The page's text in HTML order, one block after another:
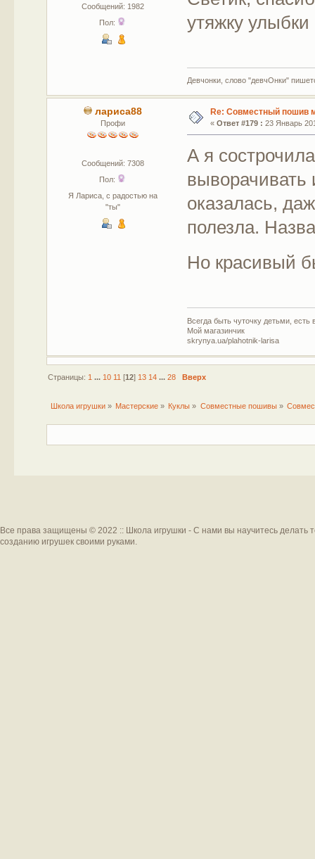
Сообщений: 1982
Пол:
утяжку
Девчонки, слово "девчОнки"
лариса88
Профи
Сообщений: 7308
Пол:
Я Лариса, с радостью на
"ты"
Re: Совместный пошив
« Ответ #179 : 23 Январь
А я
выворачивать
оказалась,
полезла.
Но красивый
Всегда быть чуточку детьми,
Мой магазинчик
skrynya.ua/plahotnik-larisa
Страницы: 1 ... 10 11 [12] 13 14 ... 28 Вверх
Школа игрушки» Мастерские » Куклы » Совместные пошивы»
Все права защищены © 2022 :: Школа игрушки - С нами вы научитесь делать
созданию игрушек своими руками.